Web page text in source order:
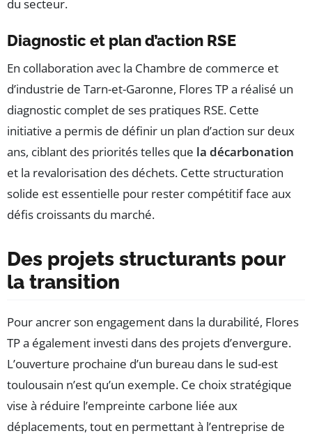
du secteur.
Diagnostic et plan d’action RSE
En collaboration avec la Chambre de commerce et
d’industrie de Tarn-et-Garonne, Flores TP a réalisé un
diagnostic complet de ses pratiques RSE. Cette
initiative a permis de définir un plan d’action sur deux
ans, ciblant des priorités telles que la décarbonation
et la revalorisation des déchets. Cette structuration
solide est essentielle pour rester compétitif face aux
défis croissants du marché.
Des projets structurants pour
la transition
Pour ancrer son engagement dans la durabilité, Flores
TP a également investi dans des projets d’envergure.
L’ouverture prochaine d’un bureau dans le sud-est
toulousain n’est qu’un exemple. Ce choix stratégique
vise à réduire l’empreinte carbone liée aux
déplacements, tout en permettant à l’entreprise de